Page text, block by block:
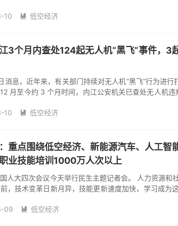
10
 低空经济
3个月内查处124起无人机“黑飞”事件，3
消息，近年来，有关部门持续对无人机“黑飞”行为进行
月至今约 3 个月时间，内江公安机关已查处无人机违
10
 低空经济
重点围绕低空经济、新能源汽车、人工智
业技能培训1000万人次以上
人大四次会议今天举行民生主题记者会。 人力资源和
，技术变革日新月异，技能更新速度加快，学习成为
09
 低空经济